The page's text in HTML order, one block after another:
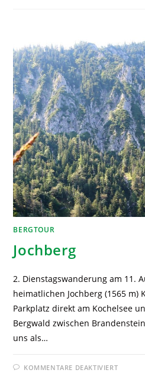
BERGTOUR
Jochberg
2. Dienstagswanderung am 11.
heimatlichen Jochberg (1565 m)
Parkplatz direkt am Kochelsee
Bergwald zwischen
uns als…
KOMMENTARE DEAKTIVIERT